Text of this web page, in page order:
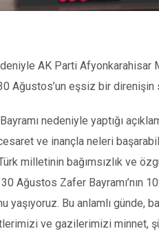
AK Parti Afyonkarahisar
Ağustos’un eşsiz bir direnişin
nedeniyle yaptığı
ve inançla neleri
milletinin bağımsızlık ve
Ağustos Zafer Bayramı’nın
yaşıyoruz. Bu anlamlı günde,
ve gazilerimizi minnet,